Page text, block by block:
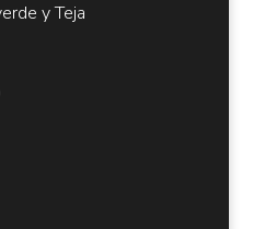
y Teja